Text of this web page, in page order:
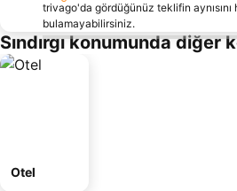
trivago'da gördüğünüz teklifin aynısını
bulamayabilirsiniz.
Sındırgı konumunda diğer
Otel